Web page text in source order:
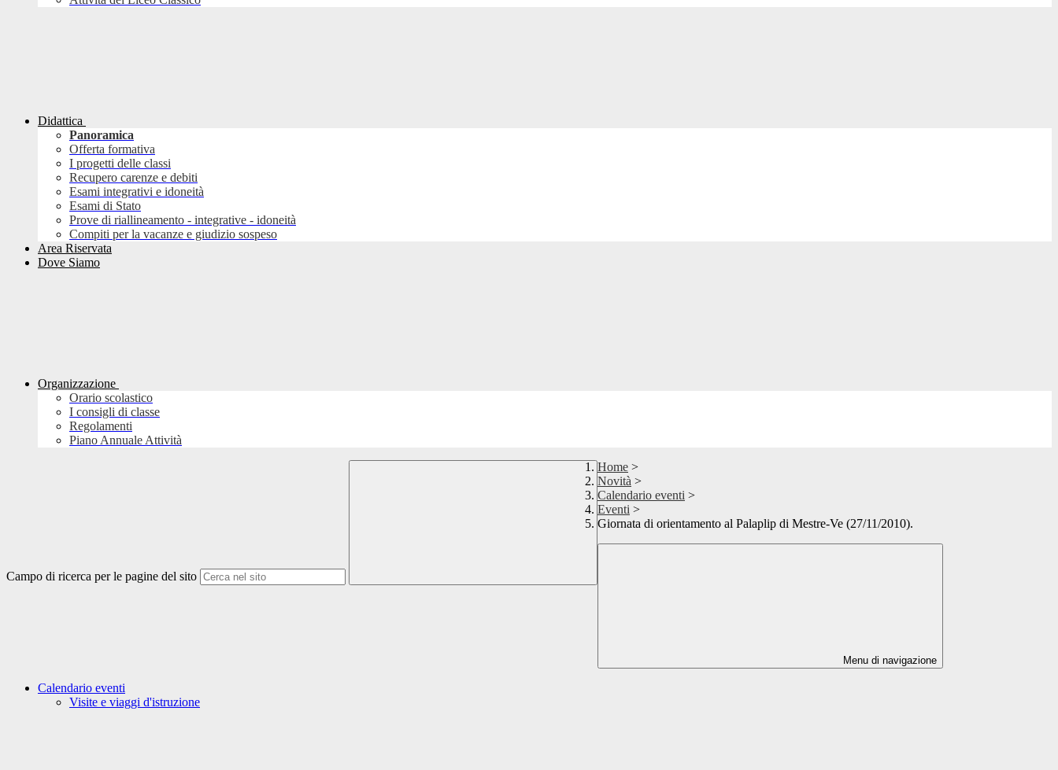
Didattica
Panoramica
Offerta formativa
I progetti delle classi
Recupero carenze e debiti
Esami integrativi e idoneità
Esami di Stato
Prove di riallineamento - integrative - idoneità
Compiti per la vacanze e giudizio sospeso
Area Riservata
Dove Siamo
Organizzazione
Orario scolastico
I consigli di classe
Regolamenti
Piano Annuale Attività
Campo di ricerca per le pagine del sito
Home >
Novità >
Calendario eventi >
Eventi >
Giornata di orientamento al Palaplip di Mestre-Ve (27/11/2010).
Menu di navigazione
Calendario eventi
Visite e viaggi d'istruzione